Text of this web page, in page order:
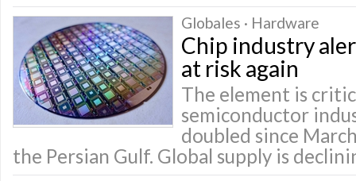
Globales · Hardware
Chip industry
at risk again
The element is
semiconductor
doubled since
the Persian Gulf. Global supply is